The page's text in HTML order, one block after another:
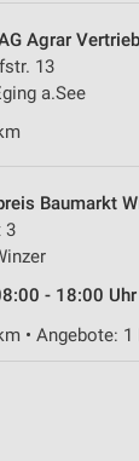
Agrar
13
a.See
Baumarkt
3
- 18:00 Uhr
• Angebote: